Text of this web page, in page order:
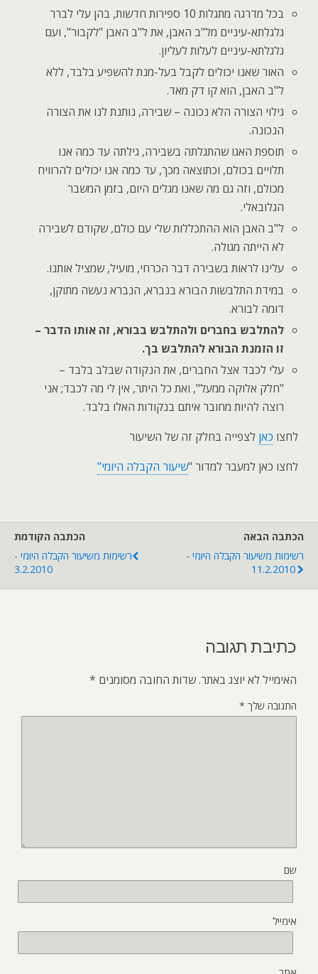
בכל מדרגה מתגלות 10 ספירות חדשות, בהן עלי לברר
גלגלתא-עיניים מל"ב האבן, את ל"ב האבן "לקבור", ועם
גלגלתא-עיניים לעלות לעליון.
האור שאנו יכולים לקבל בעל-מנת להשפיע בלבד, ללא
ל"ב האבן, הוא קו דק מאד.
גילוי הצורה הלא נכונה – שבירה, נותנת לנו את הצורה
הנכונה.
תוספת האגו שהתגלתה בשבירה, גילתה עד כמה אנו
תלויים בכולם, וכתוצאה מכך, עד כמה אנו יכולים להרוויח
מכולם, וזה גם מה שאנו מגלים היום, בזמן המשבר
הגלובאלי.
ל"ב האבן הוא ההתכללות שלי עם כולם, שקודם לשבירה
לא הייתה מגולה.
עלינו לראות בשבירה דבר הכרחי, מועיל, שמציל אותנו.
במידת התלבשות הבורא בנברא, הנברא נעשה מתוקן,
דומה לבורא.
להתלבש בחברים ולהתלבש בבורא, זה אותו הדבר –
זו הזמנת הבורא להתלבש בך.
עלי לכבד אצל החברים, את הנקודה שבלב בלבד –
"חלק אלוקה ממעל", ואת כל היתר, אין לי מה לכבד; אני
רוצה להיות מחובר איתם בנקודות האלו בלבד.
לחצו כאן לצפייה בחלק זה של השיעור
לחצו כאן למעבר למדור "שיעור הקבלה היומי"
הכתבה הקודמת
רשימות משיעור הקבלה היומי -
3.2.2010
הכתבה הבאה
רשימות משיעור הקבלה היומי -
11.2.2010
כתיבת תגובה
האימייל לא יוצג באתר.שדות החובה מסומנים *
התגובה שלך *
שם
אימייל